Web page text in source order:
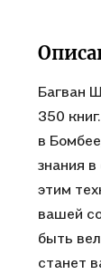
Багван
350
в
знания
этим
вашей
быть
станет